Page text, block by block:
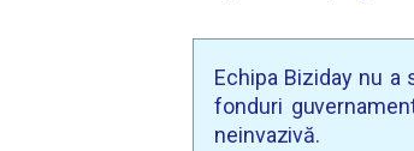
Echipa Biziday nu
fonduri
neinvazivă.